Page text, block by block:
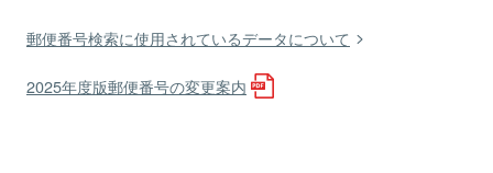
郵便番号検索に使用されているデータについて
2025年度版郵便番号の変更案内